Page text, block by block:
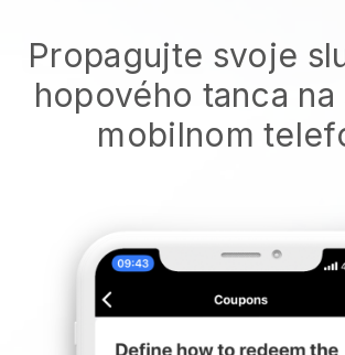
Propagujte svoje
hopového tanca
mobilnom